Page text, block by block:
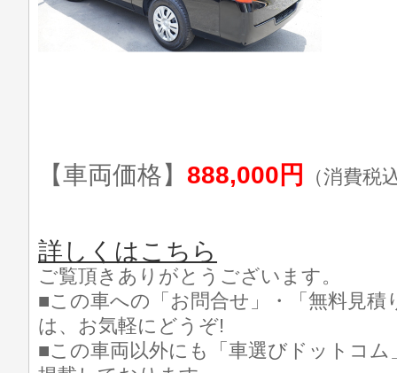
【車両価格】 888,000円 （消費税
詳しくはこちら
ご覧頂きありがとうございます。
■この車への「お問合せ」・「無料見積
は、お気軽にどうぞ!
■この車両以外にも「車選びドットコ